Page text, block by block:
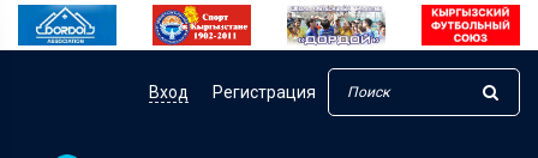
Вход Регистрация